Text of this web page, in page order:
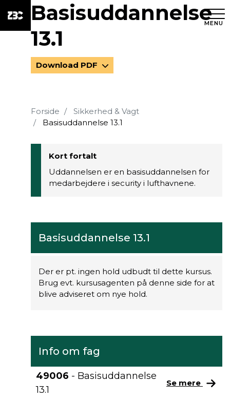
MENU
Basisuddannelse
13.1
Download PDF
Forside
Sikkerhed & Vagt
Basisuddannelse 13.1
Kort fortalt
Uddannelsen er en basisuddannelsen for
medarbejdere i security i lufthavnene.
Basisuddannelse 13.1
Der er pt. ingen hold udbudt til dette kursus.
Brug evt. kursusagenten på denne side for at
blive adviseret om nye hold.
Info om fag
49006 - Basisuddannelse
13.1
Se mere